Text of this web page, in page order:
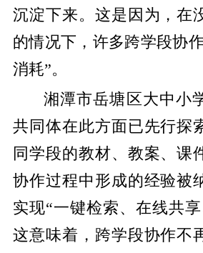
沉淀下来。这是因为，在
的情况下，许多跨学段协
消耗”。
湘潭市岳塘区大中小
共同体在此方面已先行探
同学段的教材、教案、课
协作过程中形成的经验被
实现“一键检索、在线共享
这意味着，跨学段协作不